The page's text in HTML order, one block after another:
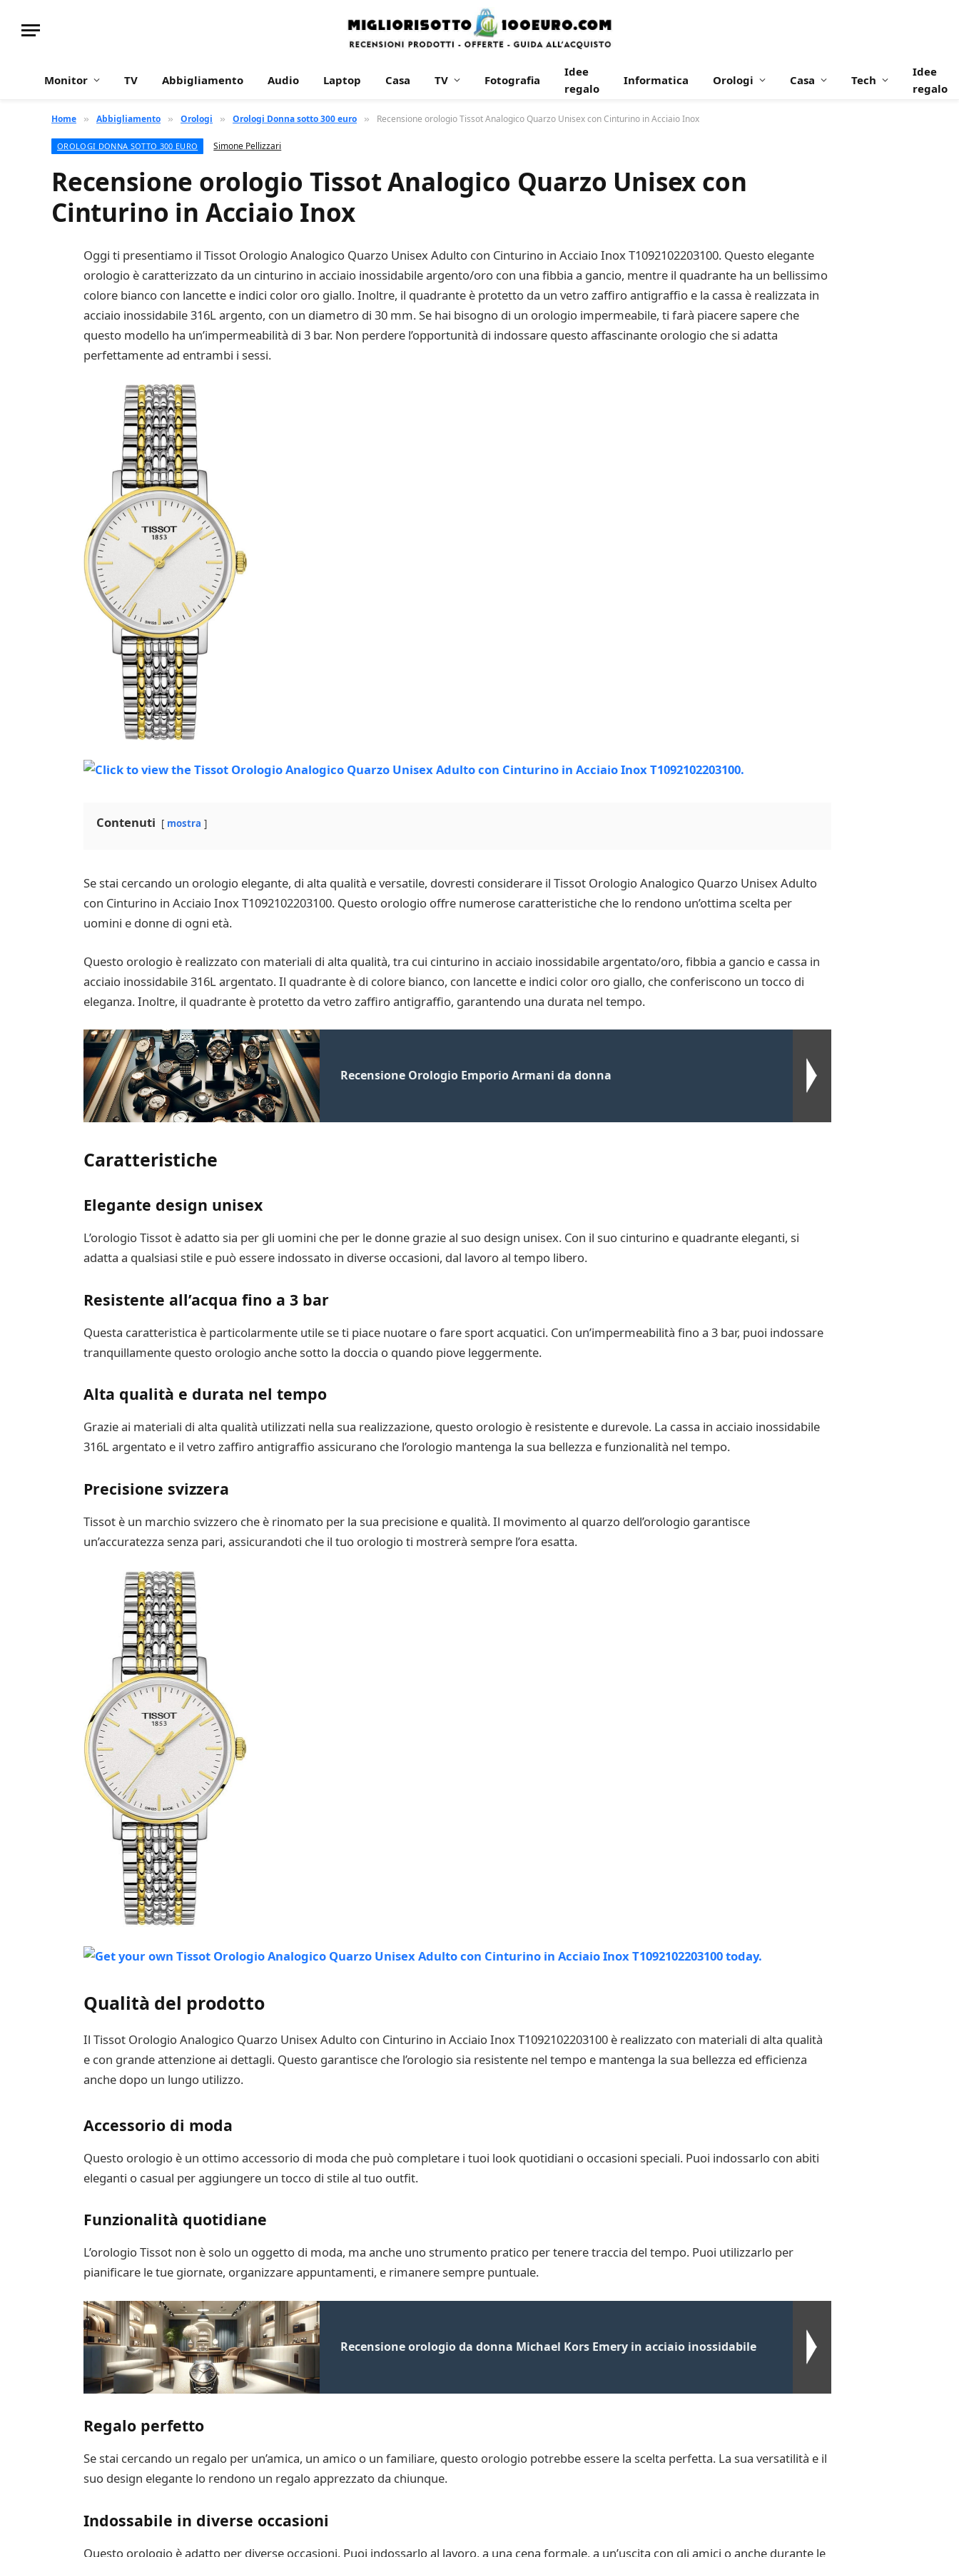
Monitor TV Abbigliamento Audio Laptop Casa TV Fotografia
Idee
regalo
Informatica Orologi Casa Tech
Idee
regalo
Home » Abbigliamento » Orologi » Orologi Donna sotto 300 euro » Recensione orologio Tissot Analogico Quarzo Unisex con Cinturino in Acciaio Inox
OROLOGI DONNA SOTTO 300 EURO Simone Pellizzari
Recensione orologio Tissot Analogico Quarzo Unisex con
Cinturino in Acciaio Inox
Oggi ti presentiamo il Tissot Orologio Analogico Quarzo Unisex Adulto con Cinturino in Acciaio Inox T1092102203100. Questo elegante
orologio è caratterizzato da un cinturino in acciaio inossidabile argento/oro con una fibbia a gancio, mentre il quadrante ha un bellissimo
colore bianco con lancette e indici color oro giallo. Inoltre, il quadrante è protetto da un vetro zaffiro antigraffio e la cassa è realizzata in
acciaio inossidabile 316L argento, con un diametro di 30 mm. Se hai bisogno di un orologio impermeabile, ti farà piacere sapere che
questo modello ha un’impermeabilità di 3 bar. Non perdere l’opportunità di indossare questo affascinante orologio che si adatta
perfettamente ad entrambi i sessi.
Contenuti mostra
Se stai cercando un orologio elegante, di alta qualità e versatile, dovresti considerare il Tissot Orologio Analogico Quarzo Unisex Adulto
con Cinturino in Acciaio Inox T1092102203100. Questo orologio offre numerose caratteristiche che lo rendono un’ottima scelta per
uomini e donne di ogni età.
Questo orologio è realizzato con materiali di alta qualità, tra cui cinturino in acciaio inossidabile argentato/oro, fibbia a gancio e cassa in
acciaio inossidabile 316L argentato. Il quadrante è di colore bianco, con lancette e indici color oro giallo, che conferiscono un tocco di
eleganza. Inoltre, il quadrante è protetto da vetro zaffiro antigraffio, garantendo una durata nel tempo.
Recensione Orologio Emporio Armani da donna
Caratteristiche
Elegante design unisex
L’orologio Tissot è adatto sia per gli uomini che per le donne grazie al suo design unisex. Con il suo cinturino e quadrante eleganti, si
adatta a qualsiasi stile e può essere indossato in diverse occasioni, dal lavoro al tempo libero.
Resistente all’acqua fino a 3 bar
Questa caratteristica è particolarmente utile se ti piace nuotare o fare sport acquatici. Con un’impermeabilità fino a 3 bar, puoi indossare
tranquillamente questo orologio anche sotto la doccia o quando piove leggermente.
Alta qualità e durata nel tempo
Grazie ai materiali di alta qualità utilizzati nella sua realizzazione, questo orologio è resistente e durevole. La cassa in acciaio inossidabile
316L argentato e il vetro zaffiro antigraffio assicurano che l’orologio mantenga la sua bellezza e funzionalità nel tempo.
Precisione svizzera
Tissot è un marchio svizzero che è rinomato per la sua precisione e qualità. Il movimento al quarzo dell’orologio garantisce
un’accuratezza senza pari, assicurandoti che il tuo orologio ti mostrerà sempre l’ora esatta.
Qualità del prodotto
Il Tissot Orologio Analogico Quarzo Unisex Adulto con Cinturino in Acciaio Inox T1092102203100 è realizzato con materiali di alta qualità
e con grande attenzione ai dettagli. Questo garantisce che l’orologio sia resistente nel tempo e mantenga la sua bellezza ed efficienza
anche dopo un lungo utilizzo.
Accessorio di moda
Questo orologio è un ottimo accessorio di moda che può completare i tuoi look quotidiani o occasioni speciali. Puoi indossarlo con abiti
eleganti o casual per aggiungere un tocco di stile al tuo outfit.
Funzionalità quotidiane
L’orologio Tissot non è solo un oggetto di moda, ma anche uno strumento pratico per tenere traccia del tempo. Puoi utilizzarlo per
pianificare le tue giornate, organizzare appuntamenti, e rimanere sempre puntuale.
Recensione orologio da donna Michael Kors Emery in acciaio inossidabile
Regalo perfetto
Se stai cercando un regalo per un’amica, un amico o un familiare, questo orologio potrebbe essere la scelta perfetta. La sua versatilità e il
suo design elegante lo rendono un regalo apprezzato da chiunque.
Indossabile in diverse occasioni
Questo orologio è adatto per diverse occasioni. Puoi indossarlo al lavoro, a una cena formale, a un’uscita con gli amici o anche durante le